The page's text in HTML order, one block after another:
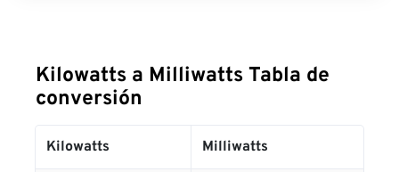
Kilowatts a Milliwatts Tabla de
conversión
Kilowatts Milliwatts